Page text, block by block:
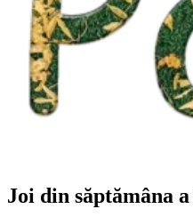
Joi din săptămâna a